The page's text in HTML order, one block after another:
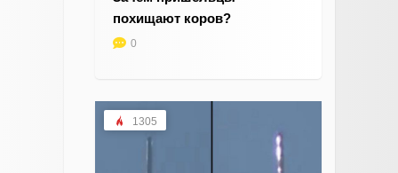
похищают коров?
0
1305